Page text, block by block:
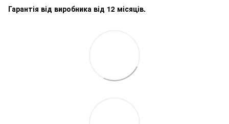
Гарантія від виробника від 12 місяців.